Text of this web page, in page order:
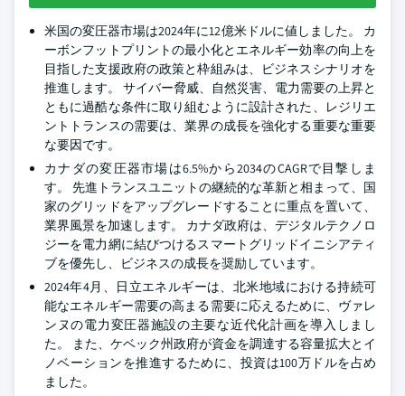
米国の変圧器市場は2024年に12億米ドルに値しました。 カ
ーボンフットプリントの最小化とエネルギー効率の向上を
目指した支援政府の政策と枠組みは、ビジネスシナリオを
推進します。 サイバー脅威、自然災害、電力需要の上昇と
ともに過酷な条件に取り組むように設計された、レジリエ
ントトランスの需要は、業界の成長を強化する重要な重要
な要因です。
カナダの変圧器市場は6.5%から2034のCAGRで目撃しま
す。 先進トランスユニットの継続的な革新と相まって、国
家のグリッドをアップグレードすることに重点を置いて、
業界風景を加速します。 カナダ政府は、デジタルテクノロ
ジーを電力網に結びつけるスマートグリッドイニシアティ
ブを優先し、ビジネスの成長を奨励しています。
2024年4月、日立エネルギーは、北米地域における持続可
能なエネルギー需要の高まる需要に応えるために、ヴァレ
ンヌの電力変圧器施設の主要な近代化計画を導入しまし
た。 また、ケベック州政府が資金を調達する容量拡大とイ
ノベーションを推進するために、投資は100万ドルを占め
ました。